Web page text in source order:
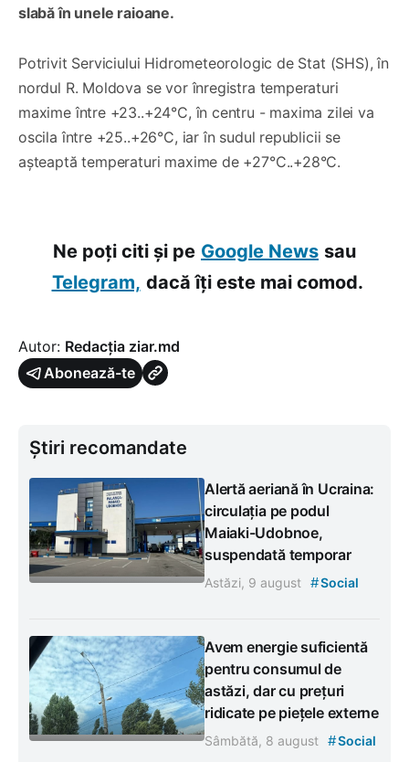
slabă în unele raioane.
Potrivit Serviciului Hidrometeorologic de Stat (SHS), în
nordul R. Moldova se vor înregistra temperaturi
maxime între +23..+24°C, în centru - maxima zilei va
oscila între +25..+26°C, iar în sudul republicii se
așteaptă temperaturi maxime de +27°C..+28°C.
Ne poți citi și pe Google News sau
Telegram, dacă îți este mai comod.
Autor: Redacția ziar.md
Abonează-te
Știri recomandate
Alertă aeriană în Ucraina:
circulația pe podul
Maiaki-Udobnoe,
suspendată temporar
Astăzi, 9 august #Social
Avem energie suficientă
pentru consumul de
astăzi, dar cu prețuri
ridicate pe piețele externe
Sâmbătă, 8 august #Social